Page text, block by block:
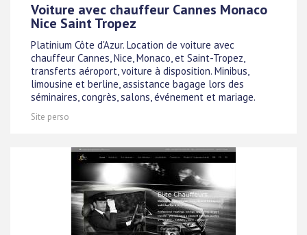
Voiture avec chauffeur Cannes Monaco
Nice Saint Tropez
Platinium Côte d'Azur. Location de voiture avec
chauffeur Cannes, Nice, Monaco, et Saint-Tropez,
transferts aéroport, voiture à disposition. Minibus,
limousine et berline, assistance bagage lors des
séminaires, congrès, salons, événement et mariage.
Site perso